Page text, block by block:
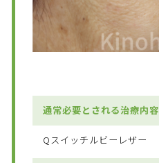
通常必要とされる治療内容
Qスイッチルビーレザー